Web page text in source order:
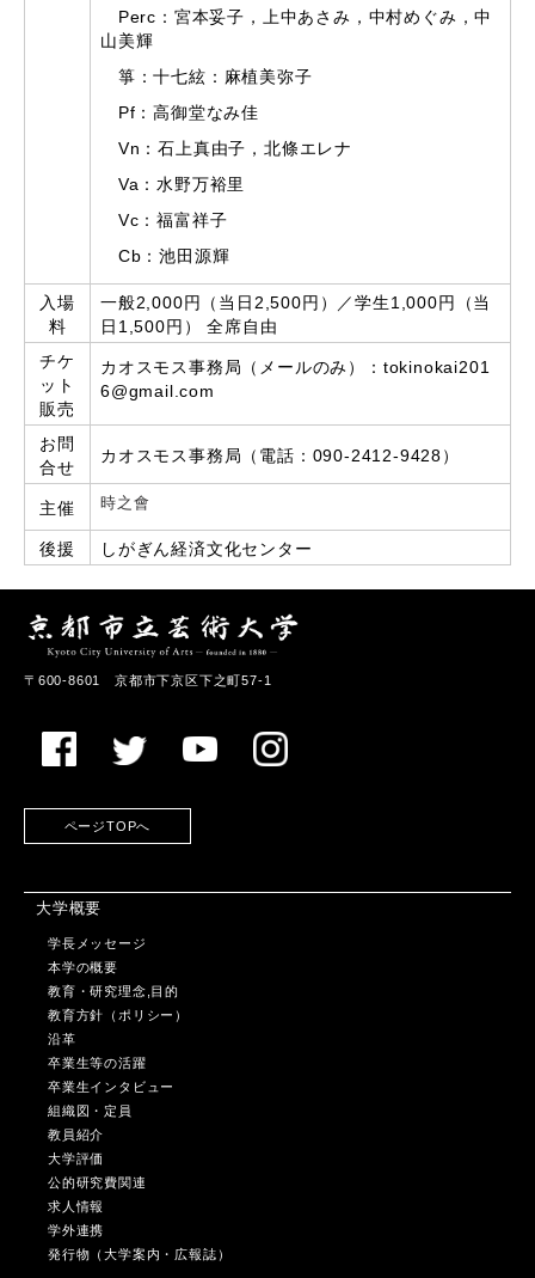
Perc：宮本妥子，上中あさみ，中村めぐみ，中
山美輝
箏：十七絃：麻植美弥子
Pf：高御堂なみ佳
Vn：石上真由子，北條エレナ
Va：水野万裕里
Vc：福富祥子
Cb：池田源輝
入場
料
一般2,000円（当日2,500円）／学生1,000円（当
日1,500円） 全席自由
チケ
ット
販売
カオスモス事務局（メールのみ）：tokinokai201
6@gmail.com
お問
合せ
カオスモス事務局（電話：090-2412-9428）
主催 時之會
後援 しがぎん経済文化センター
〒600-8601 京都市下京区下之町57-1
ページTOPへ
大学概要
学長メッセージ
本学の概要
教育・研究理念,目的
教育方針（ポリシー）
沿革
卒業生等の活躍
卒業生インタビュー
組織図・定員
教員紹介
大学評価
公的研究費関連
求人情報
学外連携
発行物（大学案内・広報誌）